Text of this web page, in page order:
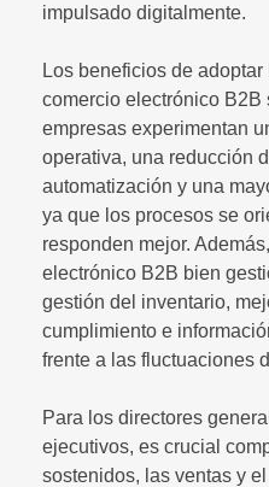
impulsado digitalmente.
Los beneficios de
comercio electrónico B2B
empresas experimentan
operativa, una reducción
automatización y una
ya que los procesos se
responden mejor.
electrónico B2B bien
gestión del inventario,
cumplimiento e
frente a las fluctuaciones
Para los directores
ejecutivos, es crucial
sostenidos, las ventas y